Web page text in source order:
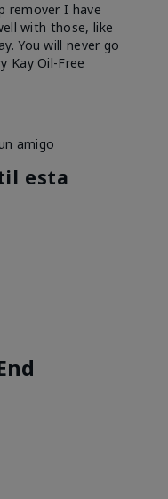
remover I have
with those, like
You will never go
Kay Oil-Free
amigo
esta